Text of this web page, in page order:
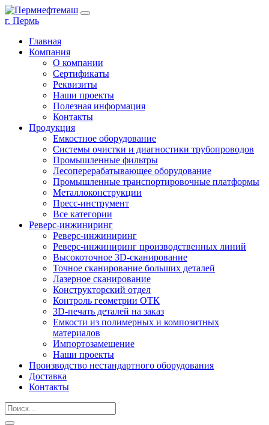
г. Пермь
Главная
Компания
О компании
Сертификаты
Реквизиты
Наши проекты
Полезная информация
Контакты
Продукция
Емкостное оборудование
Системы очистки и диагностики трубопроводов
Промышленные фильтры
Лесоперерабатывающее оборудование
Промышленные транспортировочные платформы
Металлоконструкции
Пресс-инструмент
Все категории
Реверс-инжиниринг
Реверс-инжиниринг
Реверс-инжиниринг производственных линий
Высокоточное 3D-сканирование
Точное сканирование больших деталей
Лазерное сканирование
Конструкторский отдел
Контроль геометрии ОТК
3D-печать деталей на заказ
Емкости из полимерных и композитных
материалов
Импортозамещение
Наши проекты
Производство нестандартного оборудования
Доставка
Контакты